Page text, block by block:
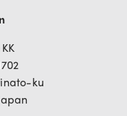
ku